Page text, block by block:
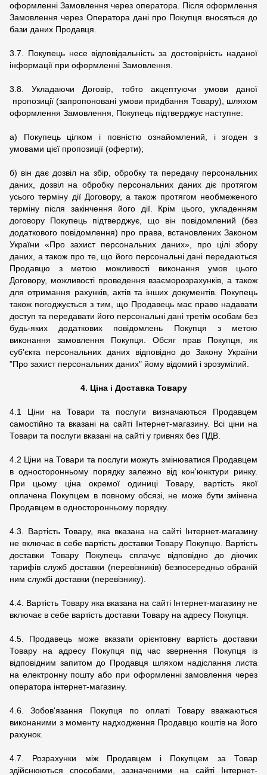
оформленні Замовлення через оператора. Після оформлення
Замовлення через Оператора дані про Покупця вносяться до
бази даних Продавця.
3.7. Покупець несе відповідальність за достовірність наданої
інформації при оформленні Замовлення.
3.8. Укладаючи Договір, тобто акцептуючи умови даної
пропозиції (запропоновані умови придбання Товару), шляхом
оформлення Замовлення, Покупець підтверджує наступне:
а) Покупець цілком і повністю ознайомлений, і згоден з
умовами цієї пропозиції (оферти);
б) він дає дозвіл на збір, обробку та передачу персональних
даних, дозвіл на обробку персональних даних діє протягом
усього терміну дії Договору, а також протягом необмеженого
терміну після закінчення його дії. Крім цього, укладенням
договору Покупець підтверджує, що він повідомлений (без
додаткового повідомлення) про права, встановлених Законом
України «Про захист персональних даних», про цілі збору
даних, а також про те, що його персональні дані передаються
Продавцю з метою можливості виконання умов цього
Договору, можливості проведення взаєморозрахунків, а також
для отримання рахунків, актів та інших документів. Покупець
також погоджується з тим, що Продавець має право надавати
доступ та передавати його персональні дані третім особам без
будь-яких додаткових повідомлень Покупця з метою
виконання замовлення Покупця. Обсяг прав Покупця, як
суб'єкта персональних даних відповідно до Закону України
"Про захист персональних даних" йому відомий і зрозумілий.
4. Ціна і Доставка Товару
4.1 Ціни на Товари та послуги визначаються Продавцем
самостійно та вказані на сайті Інтернет-магазину. Всі ціни на
Товари та послуги вказані на сайті у гривнях без ПДВ.
4.2 Ціни на Товари та послуги можуть змінюватися Продавцем
в односторонньому порядку залежно від кон'юнктури ринку.
При цьому ціна окремої одиниці Товару, вартість якої
оплачена Покупцем в повному обсязі, не може бути змінена
Продавцем в односторонньому порядку.
4.3. Вартість Товару, яка вказана на сайті Інтернет-магазину
не включає в себе вартість доставки Товару Покупцю. Вартість
доставки Товару Покупець сплачує відповідно до діючих
тарифів служб доставки (перевізників) безпосередньо обраній
ним службі доставки (перевізнику).
4.4. Вартість Товару яка вказана на сайті Інтернет-магазину не
включає в себе вартість доставки Товару на адресу Покупця.
4.5. Продавець може вказати орієнтовну вартість доставки
Товару на адресу Покупця під час звернення Покупця із
відповідним запитом до Продавця шляхом надіслання листа
на електронну пошту або при оформленні замовлення через
оператора інтернет-магазину.
4.6. Зобов'язання Покупця по оплаті Товару вважаються
виконаними з моменту надходження Продавцю коштів на його
рахунок.
4.7. Розрахунки між Продавцем і Покупцем за Товар
здійснюються способами, зазначеними на сайті Інтернет-